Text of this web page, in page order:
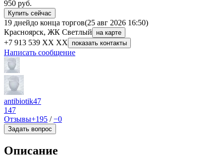
950 руб.
Купить сейчас
19 днейдо конца торгов(25 авг 2026 16:50)
Красноярск, ЖК Светлый
на карте
+7 913 539 XX XX показать контакты
Написать сообщение
antibiotik47
147
Отзывы+195 /−0
Задать вопрос
Описание